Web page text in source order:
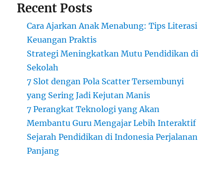
Recent Posts
Cara Ajarkan Anak Menabung: Tips Literasi
Keuangan Praktis
Strategi Meningkatkan Mutu Pendidikan di
Sekolah
7 Slot dengan Pola Scatter Tersembunyi
yang Sering Jadi Kejutan Manis
7 Perangkat Teknologi yang Akan
Membantu Guru Mengajar Lebih Interaktif
Sejarah Pendidikan di Indonesia Perjalanan
Panjang